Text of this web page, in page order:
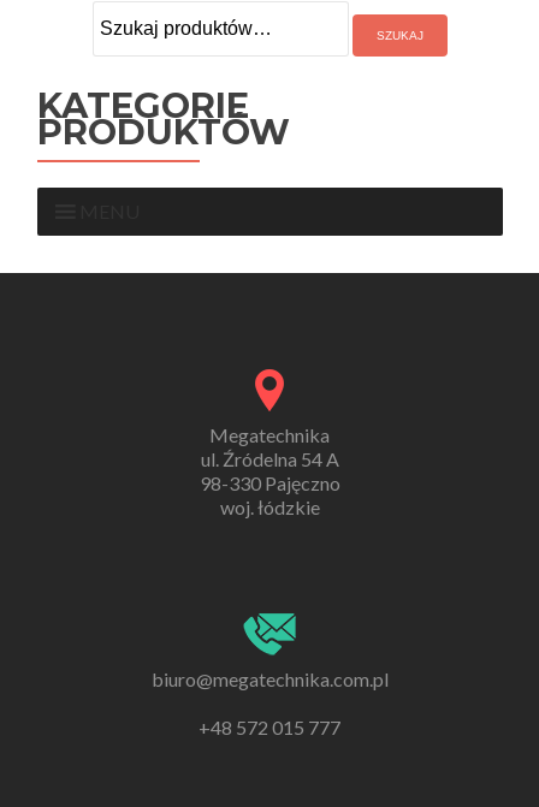
KATEGORIE
PRODUKTÓW
Megatechnika
ul. Źródelna 54 A
98-330 Pajęczno
woj. łódzkie
biuro@megatechnika.com.pl
+48 572 015 777